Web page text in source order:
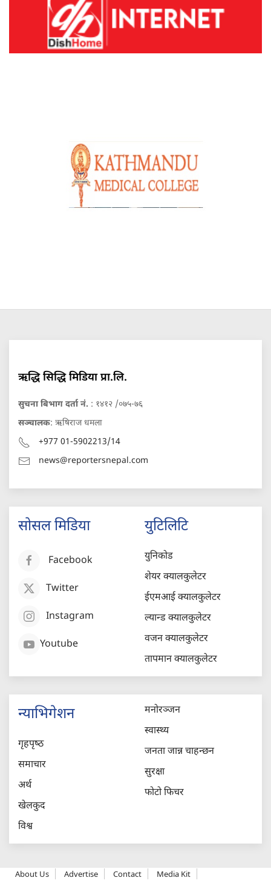
ऋद्धि सिद्धि मिडिया प्रा.लि.
सुचना बिभाग दर्ता नं. : १४१२ /०७५-७६
सञ्चालक: ऋषिराज धमला
+977 01-5902213/14
news@reportersnepal.com
सोसल मिडिया
Facebook
Twitter
Instagram
Youtube
युटिलिटि
युनिकोड
शेयर क्यालकुलेटर
ईएमआई क्यालकुलेटर
ल्यान्ड क्यालकुलेटर
वजन क्यालकुलेटर
तापमान क्यालकुलेटर
न्याभिगेशन
गृहपृष्‍ठ
समाचार
अर्थ
खेलकुद
विश्व
मनोरञ्जन
स्वास्थ्य
जनता जान्न चाहन्छन
सुरक्षा
फोटो फिचर
About Us Advertise Contact Media Kit